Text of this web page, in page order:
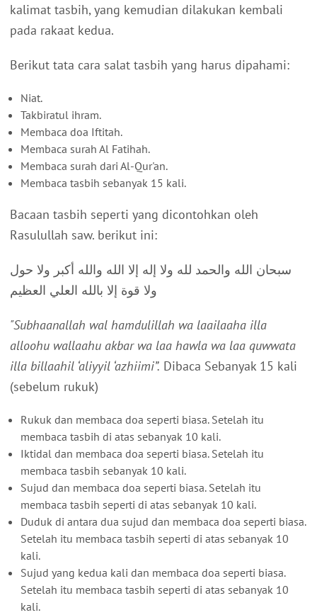
kalimat tasbih, yang kemudian dilakukan kembali
pada rakaat kedua.
Berikut tata cara salat tasbih yang harus dipahami:
Niat.
Takbiratul ihram.
Membaca doa Iftitah.
Membaca surah Al Fatihah.
Membaca surah dari Al-Qur'an.
Membaca tasbih sebanyak 15 kali.
Bacaan tasbih seperti yang dicontohkan oleh
Rasulullah saw. berikut ini:
سبحان الله والحمد لله ولا إله إلا الله والله أكبر ولا حول
ولا قوة إلا بالله العلي العظيم
"Subhaanallah wal hamdulillah wa laailaaha illa
alloohu wallaahu akbar wa laa hawla wa laa quwwata
illa billaahil ‘aliyyil ‘azhiimi”. Dibaca Sebanyak 15 kali
(sebelum rukuk)
Rukuk dan membaca doa seperti biasa. Setelah itu
membaca tasbih di atas sebanyak 10 kali.
Iktidal dan membaca doa seperti biasa. Setelah itu
membaca tasbih sebanyak 10 kali.
Sujud dan membaca doa seperti biasa. Setelah itu
membaca tasbih seperti di atas sebanyak 10 kali.
Duduk di antara dua sujud dan membaca doa seperti biasa.
Setelah itu membaca tasbih seperti di atas sebanyak 10
kali.
Sujud yang kedua kali dan membaca doa seperti biasa.
Setelah itu membaca tasbih seperti di atas sebanyak 10
kali.